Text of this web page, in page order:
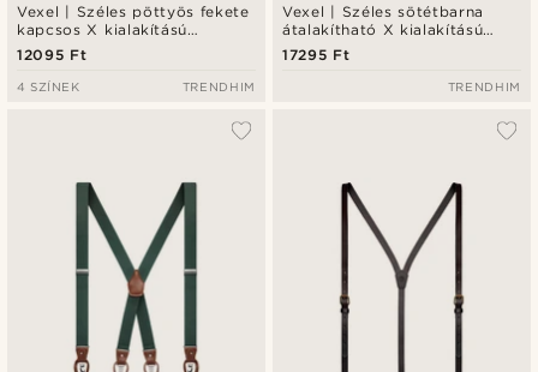
Vexel | Széles pöttyös fekete
kapcsos X kialakítású
nadrágtartó
12095 Ft
4 SZÍNEK TRENDHIM
Vexel | Széles sötétbarna
átalakítható X kialakítású
nadrágtartó - XL
17295 Ft
TRENDHIM